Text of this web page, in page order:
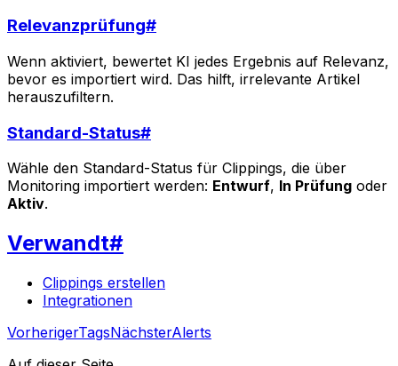
Relevanzprüfung#
Wenn aktiviert, bewertet KI jedes Ergebnis auf Relevanz,
bevor es importiert wird. Das hilft, irrelevante Artikel
herauszufiltern.
Standard-Status#
Wähle den Standard-Status für Clippings, die über
Monitoring importiert werden: Entwurf, In Prüfung oder
Aktiv.
Verwandt#
Clippings erstellen
Integrationen
VorherigerTagsNächsterAlerts